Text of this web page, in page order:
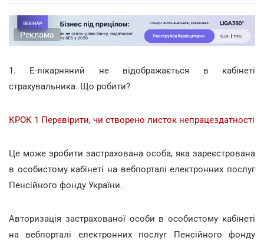
Реклама
1. Е-лікарняний не відображається в кабінеті
страхувальника. Що робити?
КРОК 1 Перевірити, чи створено листок непрацездатності
Це може зробити застрахована особа, яка зареєстрована
в особистому кабінеті на вебпорталі електронних послуг
Пенсійного фонду України.
Авторизація застрахованої особи в особистому кабінеті
на вебпорталі електронних послуг Пенсійного фонду